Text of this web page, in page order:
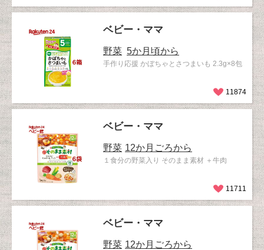
ベビー・ママ
野菜 5か月頃から
手作り応援 かぼちゃとさつまいも 2.3g×8包
11874
ベビー・ママ
野菜 12か月ごろから
１食分の野菜入り そのまま素材 ＋牛肉
11711
ベビー・ママ
野菜 12か月ごろから